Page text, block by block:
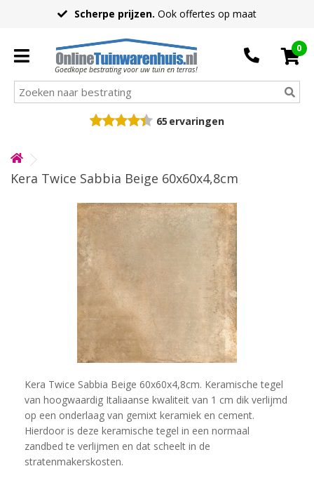
Scherpe prijzen. Ook offertes op maat
Goedkope bestrating voor uw tuin en terras!
0
65 ervaringen
Kera Twice Sabbia Beige 60x60x4,8cm
Kera Twice Sabbia Beige 60x60x4,8cm. Keramische tegel
van hoogwaardig Italiaanse kwaliteit van 1 cm dik verlijmd
op een onderlaag van gemixt keramiek en cement.
Hierdoor is deze keramische tegel in een normaal
zandbed te verlijmen en dat scheelt in de
stratenmakerskosten.